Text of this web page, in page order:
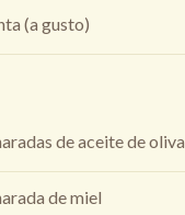
(a gusto)
de aceite de oliva
de miel